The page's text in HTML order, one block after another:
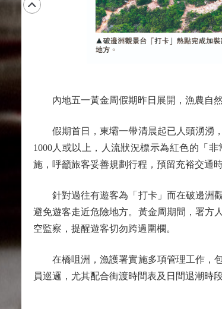
內地五一黃金周假期昨日展開，漁農自然
假期首日，東壩一帶清晨起已人頭湧湧，
1000人或以上，人流狀況標示為紅色的「
施，呼籲旅客妥善規劃行程，預留充裕交通
針對過往有遊客為「打卡」而在破邊洲觀
避免遊客走近危險地方。黃金周期間，署方
空監察，提醒遊客切勿跨過圍欄。
在橋咀洲，漁護署實施多項管理工作，包
員巡邏，尤其配合街渡時間表及日間退潮時